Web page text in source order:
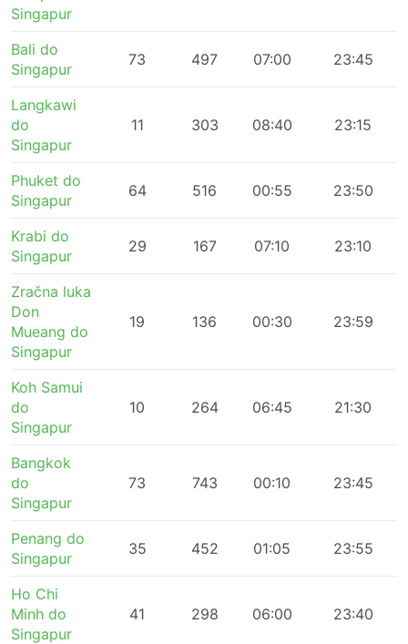
Singapur
Bali do
Singapur
73 497 07:00 23:45
Langkawi
do
Singapur
11 303 08:40 23:15
Phuket do
Singapur
64 516 00:55 23:50
Krabi do
Singapur
29 167 07:10 23:10
Zračna luka
Don
Mueang do
Singapur
19 136 00:30 23:59
Koh Samui
do
Singapur
10 264 06:45 21:30
Bangkok
do
Singapur
73 743 00:10 23:45
Penang do
Singapur
35 452 01:05 23:55
Ho Chi
Minh do
Singapur
41 298 06:00 23:40